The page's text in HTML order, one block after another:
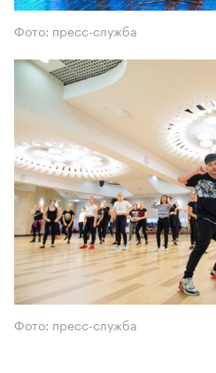
Фото: пресс-служба
Фото: пресс-служба